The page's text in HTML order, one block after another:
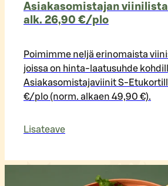
Asiakasomistajan
alk. 26,90 €/plo​
Poimimme neljä erinomaista
joissa on hinta-laatusuhde
Asiakasomistajaviinit S-
€/plo (norm. alkaen 49,90 €).
Lisateave